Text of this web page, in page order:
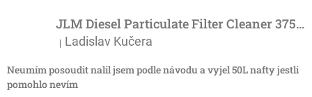
JLM Diesel Particulate Filter Cleaner 375ml - účinný čistič DPF
Hodnocení produktu je 3 z 5 hvězdiček.
| Ladislav Kučera
Neumím posoudit nalil jsem podle návodu a vyjel 50L nafty jestli
pomohlo nevím